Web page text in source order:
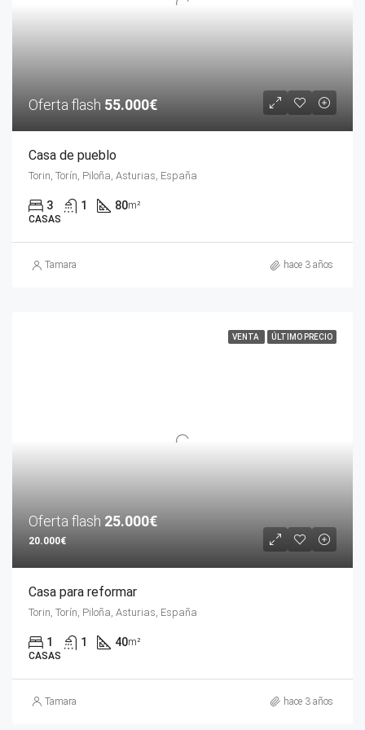
Oferta flash 55.000€
Casa de pueblo
Torin, Torín, Piloña, Asturias, España
3 1 80m²
CASAS
Tamara hace 3 años
VENTA ÚLTIMO PRECIO
Oferta flash 25.000€
20.000€
Casa para reformar
Torin, Torín, Piloña, Asturias, España
1 1 40m²
CASAS
Tamara hace 3 años